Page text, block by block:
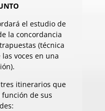
el estudio de
la concordancia
(técnica
voces en una
itinerarios que
de sus